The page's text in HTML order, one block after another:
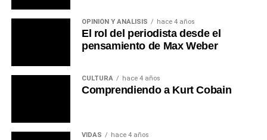
OPINIÓN Y ANÁLISIS hace 4 años
El rol del periodista desde el
pensamiento de Max Weber
CULTURA hace 4 años
Comprendiendo a Kurt Cobain
VIDAS hace 4 años